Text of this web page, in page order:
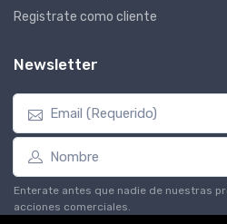
Registrate como cliente
Newsletter
Enterate antes que nadie de nuestras
acciones comerciales.